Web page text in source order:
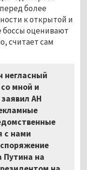
более
к открытой и
боссы оценивают
считает сам
негласный
мной и
АН
с нами
Путина на